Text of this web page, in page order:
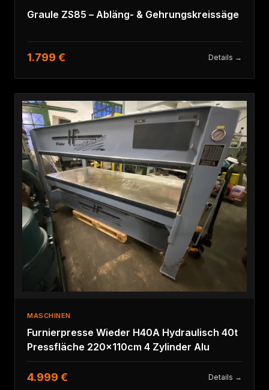
Graule ZS85 – Abläng- & Gehrungskreissäge
1.799 € Details →
MASCHINEN
Furnierpresse Wieder H40A Hydraulisch 40t
Pressfläche 220x110cm 4 Zylinder Alu
4.999 € Details →